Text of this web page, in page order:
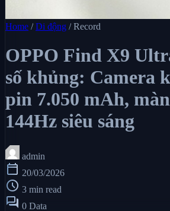
Home / Di động / Record
OPPO Find X9
số khủng: Camera
pin 7.050 mAh,
144Hz siêu sáng
admin
calendar_today 20/03/2026
schedule 3 min read
forum 0 Data